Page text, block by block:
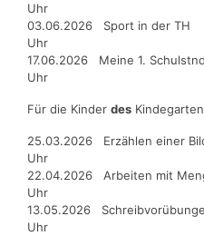
Uhr
03.06.2026 Sport in
Uhr
17.06.2026 Meine 1.
Uhr
Für die Kinder des
25.03.2026 Erzählen einer
Uhr
22.04.2026 Arbeiten
Uhr
13.05.2026
Uhr